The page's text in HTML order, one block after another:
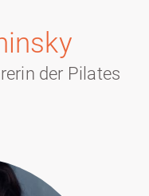
der Pilates